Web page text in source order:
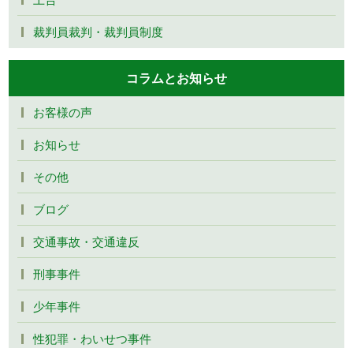
裁判員裁判・裁判員制度
コラムとお知らせ
お客様の声
お知らせ
その他
ブログ
交通事故・交通違反
刑事事件
少年事件
性犯罪・わいせつ事件